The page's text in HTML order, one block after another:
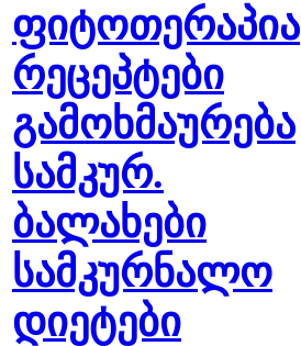
ფიტოთერაპია
რეცეპტები
გამოხმაურება
სამკურ.
ბალახები
სამკურნალო
დიეტები